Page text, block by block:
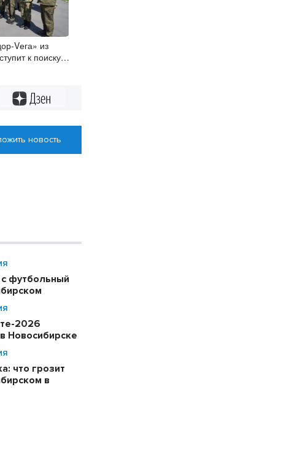
Vега» из
к поиску
новость
футбольный
2026
Новосибирске
что грозит
в